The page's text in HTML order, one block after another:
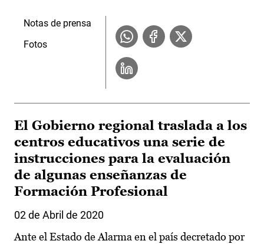
Notas de prensa
Fotos
El Gobierno regional traslada a los
centros educativos una serie de
instrucciones para la evaluación
de algunas enseñanzas de
Formación Profesional
02 de Abril de 2020
Ante el Estado de Alarma en el país decretado por